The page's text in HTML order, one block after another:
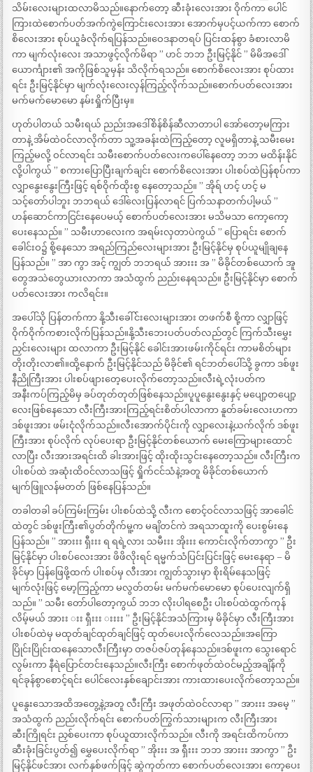
သိမ်းလေးများထလာမိသည်။နောက်တော့ ဆီးခုံးလေးအား ဝိုက်ကာ ပေါင်
ကြားထဲစောက်ပတ်အက်ကွဲကြောင်းလေးအား အောက်မှပင့်ယက်ကာ စောက်
စိလေးအား စုပ်ယူခံလိုက်ရပြန်သည်။ဝေဒနာတရပ် ပြင်းထန်စွာ ခံစားလာမိ
ကာ မျက်လုံးလေး အသာဖွင့်လိုက်မိရာ ” ဟင် ဘဘ ဦးမြင့်နိုင် ” မိမိအဒေါ်
ယောင်္ကျား၏ အကိုဖြစ်သူမှန်း သိလိုက်ရသည်။ စောက်စိလေးအား စုပ်ထား
ရင်း ဦးမြင့်နိုင်မှာ မျက်လုံးလေးလှန်ကြည့်လိုက်သည်။စောက်ပတ်လေးအား
မက်မက်မောမော နမ်းရှိုက်ပြီးမှ။
ဟုတ်ပါတယ် သမီးရယ် ညည်းအဒေါ်စိန်စိန်ဆီလာတာပါ အော်တော့မကြား
တာနဲ့ အိမ်ထဲဝင်လာလိုက်တာ သူ့အခန်းထဲကြည့်တော့ လူမရှိတာနဲ့ သမီးမေး
ကြည့်မလို့ ဝင်လာရင်း သမီးစောက်ပတ်လေးကပေါ်နေတော့ ဘဘ မထိန်းနိုင်
လို့ပါကွယ် ” စကားပြောပြီးချက်ချင်း စောက်စိလေးအား ပါးစပ်ထဲပြန်စုပ်ကာ
လျှာနွေးနွေးကြီးဖြင့် ရစ်ဝိုက်ထိုးစွ နေတော့သည်။ ” အိုရ် ဟင့် ဟင့် မ
သင့်တော်ပါဘူး ဘဘရယ် ဒေါ်လေးပြန်လာရင် ပြက်သနာတက်ပါ့မယ် ”
ဟန်ဆောင်ကာငြင်းနေပေမယ့် စောက်ပတ်လေးအား မသိမသာ ကော့ကော့
ပေးနေသည်။ ” သမီးဟာလေးက အရမ်းလှတာပဲကွယ် ” ပြောရင်း စောက်
ခေါင်းဝ၌ စို့နေသော အရည်ကြည်လေးများအား ဦးမြင့်နိုင်မှ စုပ်ယူမျိုချနေ
ပြန်သည်။ ” အာ ကွာ အင့် ကျွတ် ဘဘရယ် အားးး အ ” မိခိုင်တစ်ယောက် အူ
တွေအသဲတွေယားလာကာ အသံထွက် ညည်းနေရသည်။ ဦးမြင့်နိုင်မှာ စောက်
ပတ်လေးအား ကလိရင်း။
အပေါ်သို ပြန်တက်ကာ နို့သီးခေါ်င်းလေးများအား တဖက်စီ စို့ကာ လျှာဖြင့်
ဝိုက်ဝိုက်ကစားလိုက်ပြန်သည်။နို့သီးဘေးပတ်ပတ်လည်တွင် ကြက်သီးမွှေး
ညှင်းလေးများ ထလာကာ ဦးမြင့်နိုင် ခေါင်းအားဖမ်းကိုင်ရင်း ကာမစိတ်များ
တိုးတိုးလာ၏။ထို့နောက် ဦးမြင့်နိုင်သည် မိခိုင်၏ ရင်ဘတ်ပေါ်သို့ ခွကာ ဒစ်ဖူး
နီညိုကြီးအား ပါးစပ်ဖျားတေ့ပေးလိုက်တော့သည်။လီးရဲ့လုံးပတ်က
အနီးကပ်ကြည့်မိမှ ခပ်တုတ်တုတ်ဖြစ်နေသည်။ပူပူနွေးနွေးနှင့် မပျော့တပျော့
လေးဖြစ်နေသော လီးကြီးအားကြည့်ရင်းစိတ်ပါလာကာ နူတ်ခမ်းလေးဟကာ
ဒစ်ဖူးအား ဖမ်းငုံလိုက်သည်။လီးအောက်ပိုင်းကို လျှာလေးနဲ့ယက်လိုက် ဒစ်ဖူး
ကြီးအား စုပ်လိုက် လုပ်ပေးရာ ဦးမြင့်နိုင်တစ်ယောက် မေးကြောများထောင်
လာပြီး လီးအားအရင်းထိ ခါးအားဖြင့် ထိုးထိုးသွင်းနေတော့သည်။ လီးကြီးက
ပါးစပ်ထဲ အဆုံးထိဝင်လာသဖြင့် ရှိုက်ငင်သံနဲ့အတူ မိခိုင်တစ်ယောက်
မျက်ဖြူလန်မတတ် ဖြစ်နေပြန်သည်။
တခါတခါ ခပ်ကြမ်းကြမ်း ပါးစပ်ထဲသို့ လီးက စောင့်ဝင်လာသဖြင့် အာခေါင်
ထဲတွင် ဒစ်ဖူးကြီး၏ပွတ်တိုက်မူ့က မချိတင်ကဲ အရသာထူးကို ပေးစွမ်းနေ
ပြန်သည်။ ” အားးး ရှီးးး ရ ရရဲ့လား သမီးးး အိုးးး ကောင်းလိုက်တာကွာ ” ဦး
မြင့်နိုင်မှာ ပါးစပ်လေးအား ဖိဖိလိုးရင် ရမ္မက်သံပြင်းပြင်းဖြင့် မေးနေရာ – မိ
ခိုင်မှာ ပြန်ဖြေဖို့ထက် ပါးစပ်မှ လီးအား ကျွတ်သွားမှာ စိုးရိမ်နေသဖြင့်
မျက်လုံးဖြင့် မော့ကြည့်ကာ မလွတ်တမ်း မက်မက်မောမော စုပ်ပေးလျက်ရှိ
သည်။ ” သမီး တော်ပါတော့ကွယ် ဘဘ လိုးပါရစေဦး ပါးစပ်ထဲထွက်ကုန်
လိမ့်မယ် အားး းး ရှီးးး းးးး ” ဦးမြင့်နိုင်အသံကြားမှ မိခိုင်မှာ လီးကြီးအား
ပါးစပ်ထဲမှ မထုတ်ချင်ထုတ်ချင်ဖြင့် ထုတ်ပေးလိုက်လေသည်။အကြော
ပြိုင်းပြိုင်းထနေသောလီးကြီးမှာ တဇပ်ဇပ်တုန်နေသည်။ဒစ်ဖူးက သွေးရောင်
လွမ်းကာ နီရဲပြောင်တင်းနေသည်။လီးကြီး စောက်ဖုတ်ထဲဝင်မည့်အချိန်ကို
ရင်ခုန်စွာစောင့်ရင်း ပေါင်လေးနှစ်ချောင်းအား ကားထားပေးလိုက်တော့သည်။
ပူနွေးသောအထိအတွေ့နဲ့အတူ လီးကြီး အဖုတ်ထဲဝင်လာရာ ” အားးး အမေ့ ”
အသံထွက် ညည်းလိုက်ရင်း စောက်ပတ်ကြွက်သားများက လီးကြီးအား
ဆီးကြိုရင်း ညှစ်ပေးကာ စုပ်ယူထားလိုက်သည်။ လီးကို အရင်းထိကပ်ကာ
ဆီးခုံးခြင်းပွတ်၍ မွှေပေးလိုက်ရာ ” အိုးးး အ ရှီးးး ဘဘ အားးး အာကွာ ” ဦး
မြင့်နိုင်ဖင်အား လက်နှစ်ဖက်ဖြင့် ဆွဲကုတ်ကာ စောက်ပတ်လေးအား ကော့ပေး